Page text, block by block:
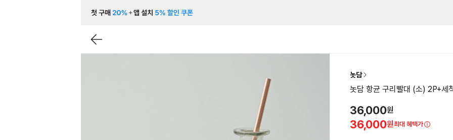
놋담
놋담 항균 구리빨대 (소) 2P+
36,000원
36,000원최대 혜택가